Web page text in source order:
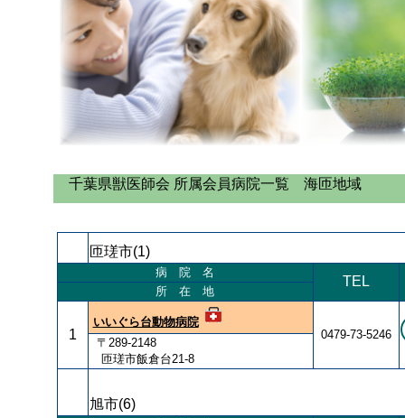
千葉県獣医師会 所属会員病院一覧 海匝地域
匝瑳市
病 院 名
TEL
所 在 地
1
いいぐら台動物病院
0479-73-5246
〒289-2148
匝瑳市飯倉台21-8
旭市